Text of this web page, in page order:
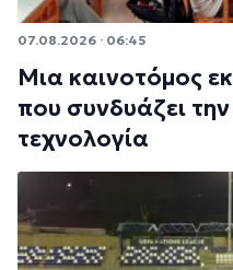
07.08.2026 · 06:45
Μια καινοτόμος
που συνδυάζει
τεχνολογία